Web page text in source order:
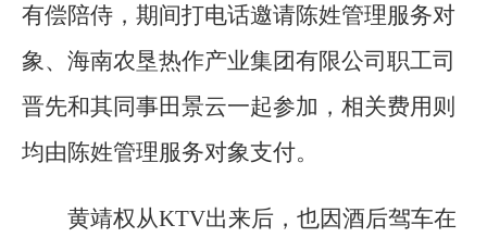
有偿陪侍，期间打电话邀请陈姓管理服务对
象、海南农垦热作产业集团有限公司职工司
晋先和其同事田景云一起参加，相关费用则
均由陈姓管理服务对象支付。
黄靖权从KTV出来后，也因酒后驾车在